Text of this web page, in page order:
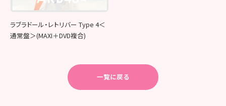
ラブラドール・レトリバー Type 4＜
通常盤＞(MAXI＋DVD複合)
一覧に戻る